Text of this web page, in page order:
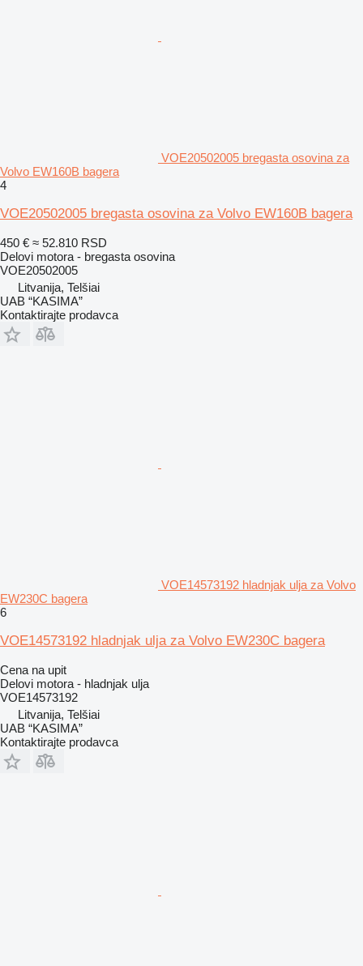
VOE20502005 bregasta osovina za
Volvo EW160B bagera
4
VOE20502005 bregasta osovina za Volvo EW160B bagera
450 € ≈ 52.810 RSD
Delovi motora - bregasta osovina
VOE20502005
Litvanija, Telšiai
UAB “KASIMA”
Kontaktirajte prodavca
VOE14573192 hladnjak ulja za Volvo
EW230C bagera
6
VOE14573192 hladnjak ulja za Volvo EW230C bagera
Cena na upit
Delovi motora - hladnjak ulja
VOE14573192
Litvanija, Telšiai
UAB “KASIMA”
Kontaktirajte prodavca